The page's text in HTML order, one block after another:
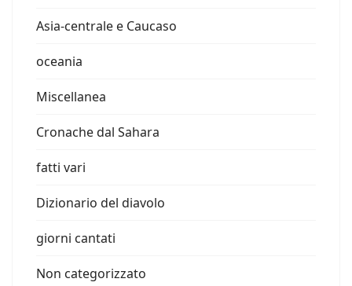
Asia-centrale e Caucaso
oceania
Miscellanea
Cronache dal Sahara
fatti vari
Dizionario del diavolo
giorni cantati
Non categorizzato